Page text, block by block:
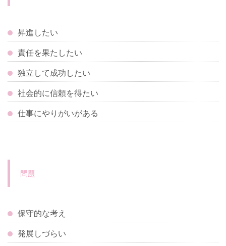
昇進したい
責任を果たしたい
独立して成功したい
社会的に信頼を得たい
仕事にやりがいがある
問題
保守的な考え
発展しづらい